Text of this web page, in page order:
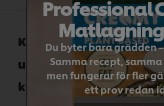
Kycklingbuljong med
umamismak och arom
kyckling.
Professional
Matlagning
Du byter bara grädden
Samma recept,
men fungerar för fler
ett prov redan